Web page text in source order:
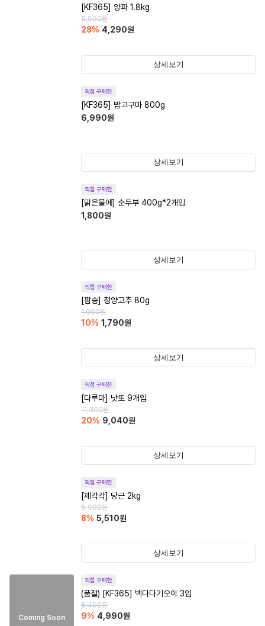
[KF365] 양파 1.8kg
5,990원
28% 4,290원
상세보기
직접 구매한
[KF365] 밤고구마 800g
6,990원
상세보기
직접 구매한
[맑은물에] 순두부 400g*2개입
1,800원
상세보기
직접 구매한
[팜송] 청양고추 80g
1,990원
10% 1,790원
상세보기
직접 구매한
[다루마] 낫또 9개입
11,300원
20% 9,040원
상세보기
직접 구매한
[제각각] 당근 2kg
5,990원
8% 5,510원
상세보기
Coming Soon
직접 구매한
(품절) [KF365] 백다다기오이 3입
5,490원
9% 4,990원